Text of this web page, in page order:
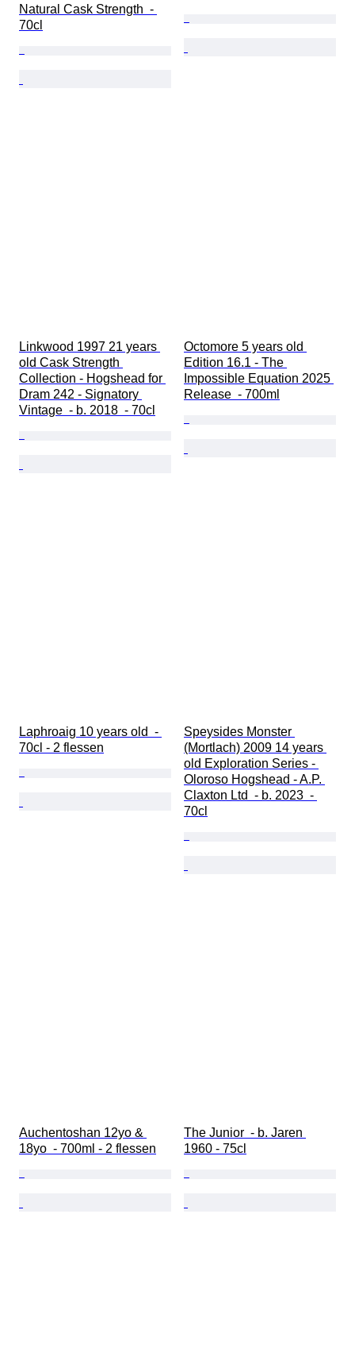
Natural Cask Strength  -
70cl
Linkwood 1997 21 years
old Cask Strength
Collection - Hogshead for
Dram 242 - Signatory
Vintage  - b. 2018  - 70cl
Octomore 5 years old
Edition 16.1 - The
Impossible Equation 2025
Release  - 700ml
Laphroaig 10 years old  -
70cl - 2 flessen
Speysides Monster
(Mortlach) 2009 14 years
old Exploration Series -
Oloroso Hogshead - A.P.
Claxton Ltd  - b. 2023  -
70cl
Auchentoshan 12yo &
18yo  - 700ml - 2 flessen
The Junior  - b. Jaren
1960 - 75cl